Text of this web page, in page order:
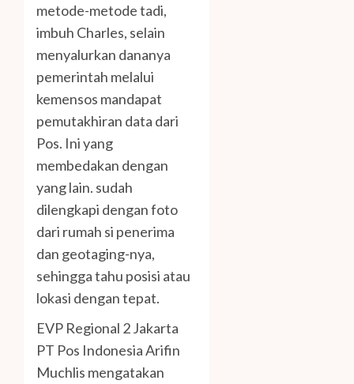
metode-metode tadi,
imbuh Charles, selain
menyalurkan dananya
pemerintah melalui
kemensos mandapat
pemutakhiran data dari
Pos. Ini yang
membedakan dengan
yang lain. sudah
dilengkapi dengan foto
dari rumah si penerima
dan geotaging-nya,
sehingga tahu posisi atau
lokasi dengan tepat.
EVP Regional 2 Jakarta
PT Pos Indonesia Arifin
Muchlis mengatakan